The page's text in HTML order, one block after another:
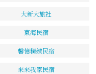
大新大旅社
東海民宿
馨憶精緻民宿
來來我家民宿